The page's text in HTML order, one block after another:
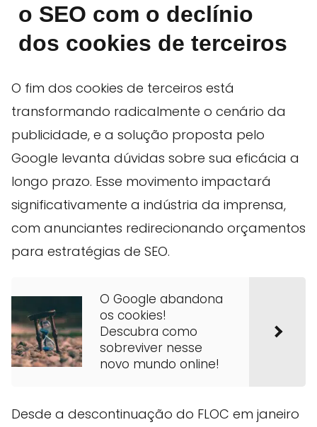
o SEO com o declínio
dos cookies de terceiros
O fim dos cookies de terceiros está
transformando radicalmente o cenário da
publicidade, e a solução proposta pelo
Google levanta dúvidas sobre sua eficácia a
longo prazo. Esse movimento impactará
significativamente a indústria da imprensa,
com anunciantes redirecionando orçamentos
para estratégias de SEO.
O Google abandona
os cookies!
Descubra como
sobreviver nesse
novo mundo online!
Desde a descontinuação do FLOC em janeiro